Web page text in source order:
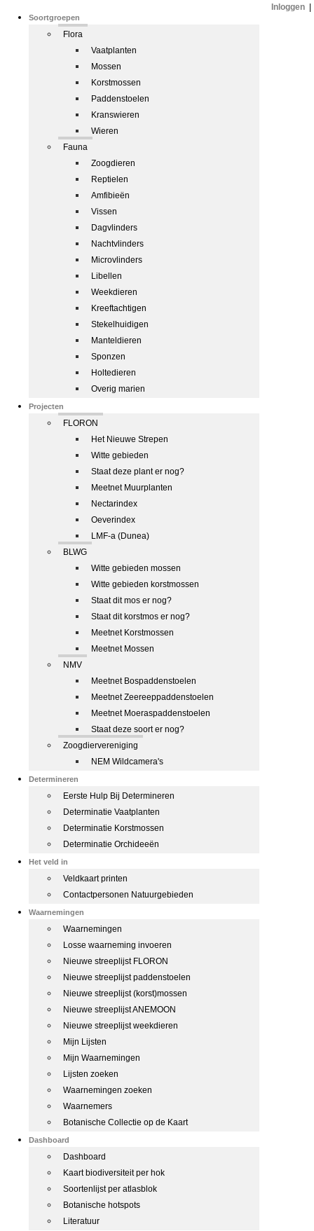
Soortgroepen
Flora
Vaatplanten
Mossen
Korstmossen
Paddenstoelen
Kranswieren
Wieren
Fauna
Zoogdieren
Reptielen
Amfibieën
Vissen
Dagvlinders
Nachtvlinders
Microvlinders
Libellen
Weekdieren
Kreeftachtigen
Stekelhuidigen
Manteldieren
Sponzen
Holtedieren
Overig marien
Projecten
FLORON
Het Nieuwe Strepen
Witte gebieden
Staat deze plant er nog?
Meetnet Muurplanten
Nectarindex
Oeverindex
LMF-a (Dunea)
BLWG
Witte gebieden mossen
Witte gebieden korstmossen
Staat dit mos er nog?
Staat dit korstmos er nog?
Meetnet Korstmossen
Meetnet Mossen
NMV
Meetnet Bospaddenstoelen
Meetnet Zeereeppaddenstoelen
Meetnet Moeraspaddenstoelen
Staat deze soort er nog?
Zoogdiervereniging
NEM Wildcamera's
Determineren
Eerste Hulp Bij Determineren
Determinatie Vaatplanten
Determinatie Korstmossen
Determinatie Orchideeën
Het veld in
Veldkaart printen
Contactpersonen Natuurgebieden
Waarnemingen
Waarnemingen
Losse waarneming invoeren
Nieuwe streeplijst FLORON
Nieuwe streeplijst paddenstoelen
Nieuwe streeplijst (korst)mossen
Nieuwe streeplijst ANEMOON
Nieuwe streeplijst weekdieren
Mijn Lijsten
Mijn Waarnemingen
Lijsten zoeken
Waarnemingen zoeken
Waarnemers
Botanische Collectie op de Kaart
Dashboard
Dashboard
Kaart biodiversiteit per hok
Soortenlijst per atlasblok
Botanische hotspots
Literatuur
Inloggen